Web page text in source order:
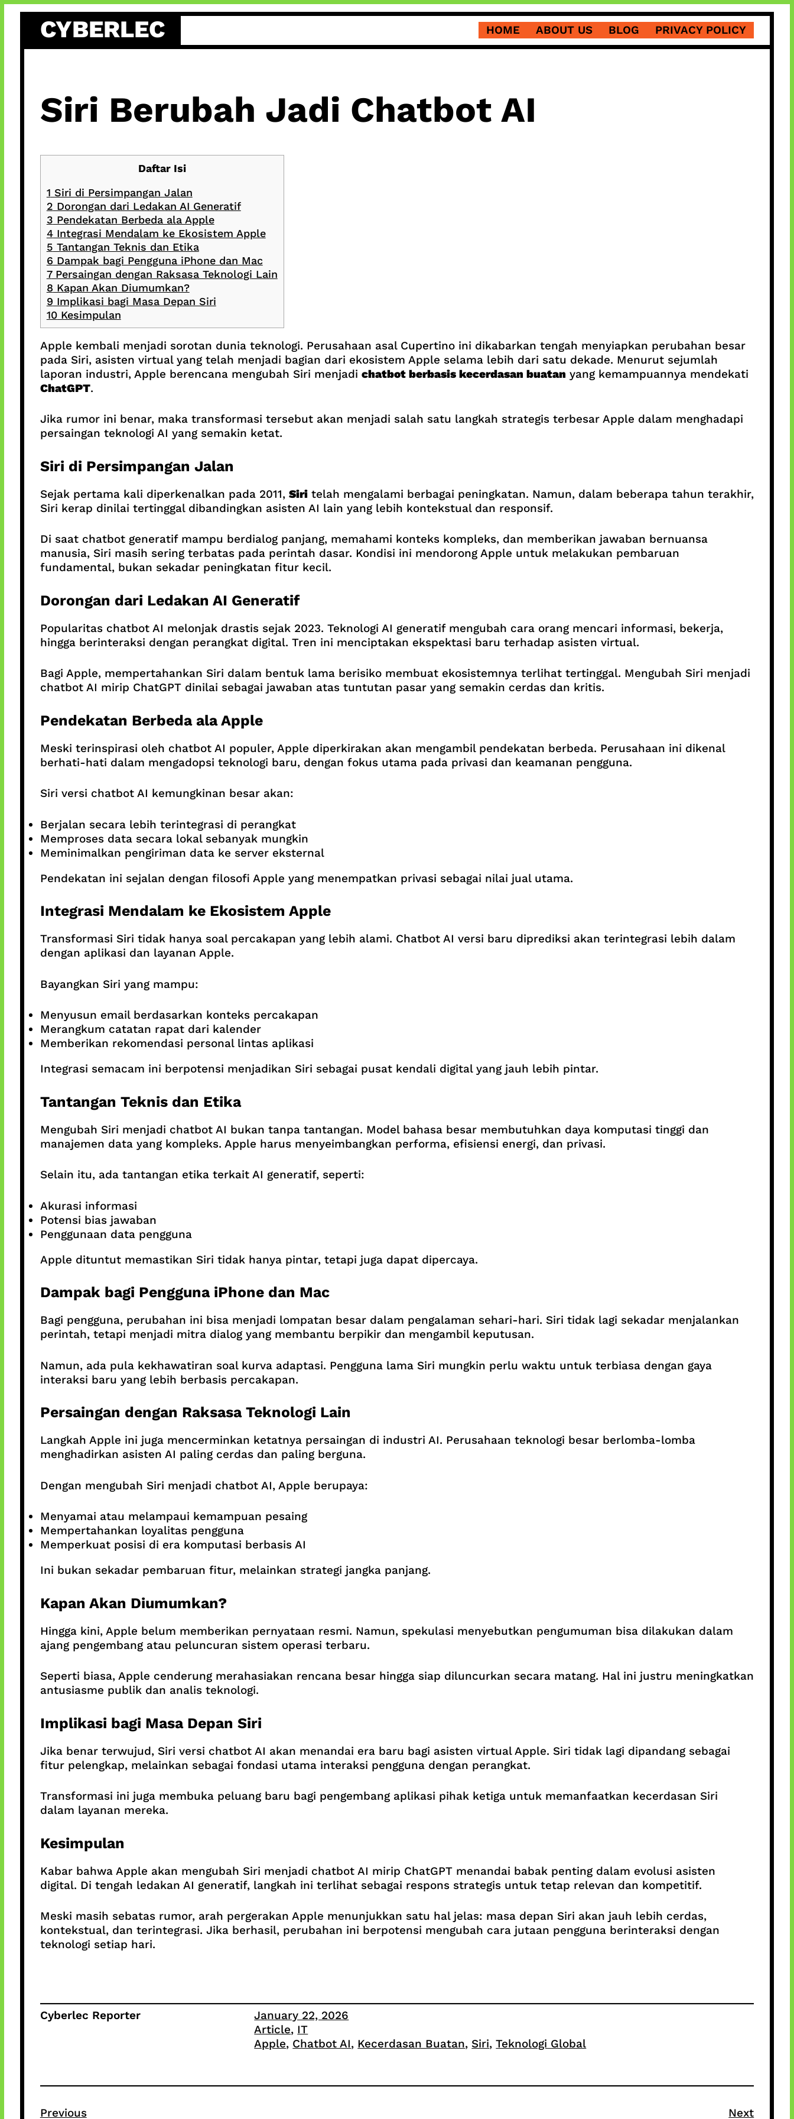
content
CYBERLEC HOME ABOUT US BLOG PRIVACY POLICY
Siri Berubah Jadi Chatbot AI
Daftar Isi
1 Siri di Persimpangan Jalan
2 Dorongan dari Ledakan AI Generatif
3 Pendekatan Berbeda ala Apple
4Integrasi Mendalam ke Ekosistem Apple
5 Tantangan Teknis dan Etika
6 Dampak bagi Pengguna iPhone dan Mac
7Persaingan dengan Raksasa Teknologi Lain
8 Kapan Akan Diumumkan?
9 Implikasi bagi Masa Depan Siri
10Kesimpulan
Apple kembali menjadi sorotan dunia teknologi. Perusahaan asal Cupertino ini dikabarkan tengah menyiapkan perubahan besar
pada Siri, asisten virtual yang telah menjadi bagian dari ekosistem Apple selama lebih dari satu dekade. Menurut sejumlah
laporan industri, Apple berencana mengubah Siri menjadi chatbot berbasis kecerdasan buatan yang kemampuannya mendekati
ChatGPT.
Jika rumor ini benar, maka transformasi tersebut akan menjadi salah satu langkah strategis terbesar Apple dalam menghadapi
persaingan teknologi AI yang semakin ketat.
Siri di Persimpangan Jalan
Sejak pertama kali diperkenalkan pada 2011, Siritelah mengalami berbagai peningkatan. Namun, dalam beberapa tahun terakhir,
Siri kerap dinilai tertinggal dibandingkan asisten AI lain yang lebih kontekstual dan responsif.
Di saat chatbot generatif mampu berdialog panjang, memahami konteks kompleks, dan memberikan jawaban bernuansa
manusia, Siri masih sering terbatas pada perintah dasar. Kondisi ini mendorong Apple untuk melakukan pembaruan
fundamental, bukan sekadar peningkatan fitur kecil.
Dorongan dari Ledakan AI Generatif
Popularitas chatbot AI melonjak drastis sejak 2023. Teknologi AI generatif mengubah cara orang mencari informasi, bekerja,
hingga berinteraksi dengan perangkat digital. Tren ini menciptakan ekspektasi baru terhadap asisten virtual.
Bagi Apple, mempertahankan Siri dalam bentuk lama berisiko membuat ekosistemnya terlihat tertinggal. Mengubah Siri menjadi
chatbot AI mirip ChatGPT dinilai sebagai jawaban atas tuntutan pasar yang semakin cerdas dan kritis.
Pendekatan Berbeda ala Apple
Meski terinspirasi oleh chatbot AI populer, Apple diperkirakan akan mengambil pendekatan berbeda. Perusahaan ini dikenal
berhati-hati dalam mengadopsi teknologi baru, dengan fokus utama pada privasi dan keamanan pengguna.
Siri versi chatbot AI kemungkinan besar akan:
Berjalan secara lebih terintegrasi di perangkat
Memproses data secara lokal sebanyak mungkin
Meminimalkan pengiriman data ke server eksternal
Pendekatan ini sejalan dengan filosofi Apple yang menempatkan privasi sebagai nilai jual utama.
Integrasi Mendalam ke Ekosistem Apple
Transformasi Siri tidak hanya soal percakapan yang lebih alami. Chatbot AI versi baru diprediksi akan terintegrasi lebih dalam
dengan aplikasi dan layanan Apple.
Bayangkan Siri yang mampu:
Menyusun email berdasarkan konteks percakapan
Merangkum catatan rapat dari kalender
Memberikan rekomendasi personal lintas aplikasi
Integrasi semacam ini berpotensi menjadikan Siri sebagai pusat kendali digital yang jauh lebih pintar.
Tantangan Teknis dan Etika
Mengubah Siri menjadi chatbot AI bukan tanpa tantangan. Model bahasa besar membutuhkan daya komputasi tinggi dan
manajemen data yang kompleks. Apple harus menyeimbangkan performa, efisiensi energi, dan privasi.
Selain itu, ada tantangan etika terkait AI generatif, seperti:
Akurasi informasi
Potensi bias jawaban
Penggunaan data pengguna
Apple dituntut memastikan Siri tidak hanya pintar, tetapi juga dapat dipercaya.
Dampak bagi Pengguna iPhone dan Mac
Bagi pengguna, perubahan ini bisa menjadi lompatan besar dalam pengalaman sehari-hari. Siri tidak lagi sekadar menjalankan
perintah, tetapi menjadi mitra dialog yang membantu berpikir dan mengambil keputusan.
Namun, ada pula kekhawatiran soal kurva adaptasi. Pengguna lama Siri mungkin perlu waktu untuk terbiasa dengan gaya
interaksi baru yang lebih berbasis percakapan.
Persaingan dengan Raksasa Teknologi Lain
Langkah Apple ini juga mencerminkan ketatnya persaingan di industri AI. Perusahaan teknologi besar berlomba-lomba
menghadirkan asisten AI paling cerdas dan paling berguna.
Dengan mengubah Siri menjadi chatbot AI, Apple berupaya:
Menyamai atau melampaui kemampuan pesaing
Mempertahankan loyalitas pengguna
Memperkuat posisi di era komputasi berbasis AI
Ini bukan sekadar pembaruan fitur, melainkan strategi jangka panjang.
Kapan Akan Diumumkan?
Hingga kini, Apple belum memberikan pernyataan resmi. Namun, spekulasi menyebutkan pengumuman bisa dilakukan dalam
ajang pengembang atau peluncuran sistem operasi terbaru.
Seperti biasa, Apple cenderung merahasiakan rencana besar hingga siap diluncurkan secara matang. Hal ini justru meningkatkan
antusiasme publik dan analis teknologi.
Implikasi bagi Masa Depan Siri
Jika benar terwujud, Siri versi chatbot AI akan menandai era baru bagi asisten virtual Apple. Siri tidak lagi dipandang sebagai
fitur pelengkap, melainkan sebagai fondasi utama interaksi pengguna dengan perangkat.
Transformasi ini juga membuka peluang baru bagi pengembang aplikasi pihak ketiga untuk memanfaatkan kecerdasan Siri
dalam layanan mereka.
Kesimpulan
Kabar bahwa Apple akan mengubah Siri menjadi chatbot AI mirip ChatGPT menandai babak penting dalam evolusi asisten
digital. Di tengah ledakan AI generatif, langkah ini terlihat sebagai respons strategis untuk tetap relevan dan kompetitif.
Meski masih sebatas rumor, arah pergerakan Apple menunjukkan satu hal jelas: masa depan Siri akan jauh lebih cerdas,
kontekstual, dan terintegrasi. Jika berhasil, perubahan ini berpotensi mengubah cara jutaan pengguna berinteraksi dengan
teknologi setiap hari.
Cyberlec Reporter
January 22, 2026
Article, IT
Apple, Chatbot AI, Kecerdasan Buatan, Siri, Teknologi Global
Previous Next